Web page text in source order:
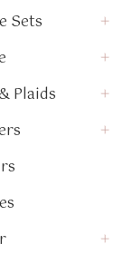
Sets
Plaids